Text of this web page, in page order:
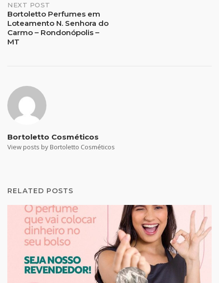
NEXT POST
Bortoletto Perfumes em
Loteamento N. Senhora do
Carmo – Rondonópolis –
MT
Bortoletto Cosméticos
View posts by Bortoletto Cosméticos
RELATED POSTS